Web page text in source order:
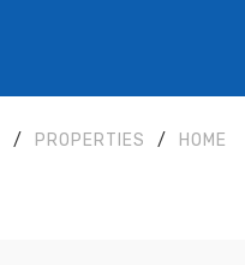
HOME
/
PROPERTIES
/